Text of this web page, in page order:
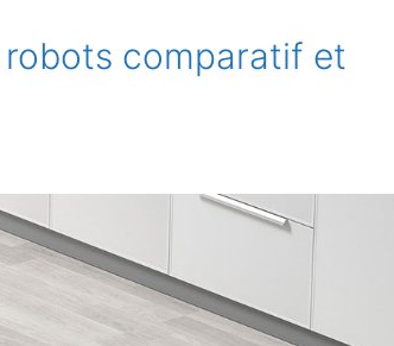
robots comparatif et